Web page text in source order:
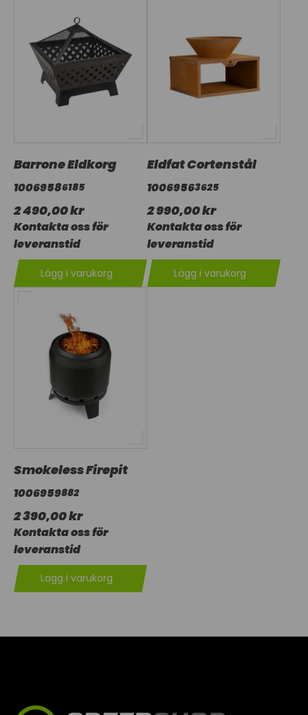
Barrone Eldkorg
10069586185
2 490,00 kr
Kontakta oss för
leveranstid
Lägg i varukorg
Eldfat Cortenstål
10069563625
2 990,00 kr
Kontakta oss för
leveranstid
Lägg i varukorg
Smokeless Firepit
1006959882
2 390,00 kr
Kontakta oss för
leveranstid
Lägg i varukorg